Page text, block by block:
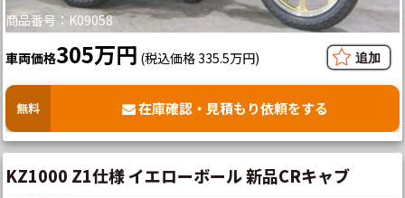
商品番号：K09058
車両価格305万円 (税込価格 335.5万円)
無料 在庫確認・見積もり依頼をする
KZ1000 Z1仕様 イエローボール 新品CRキャブ